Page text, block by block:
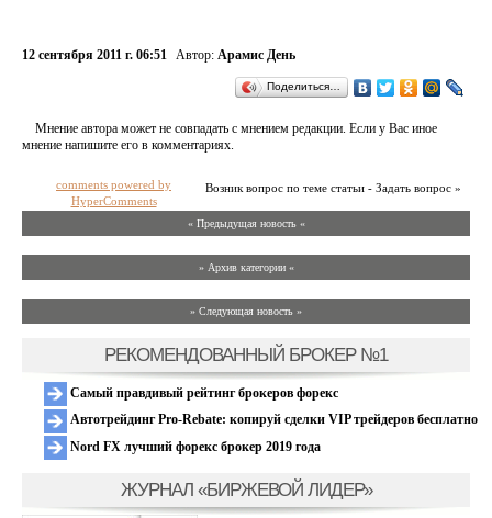
12 сентября 2011 г. 06:51 Автор: Арамис День
Поделиться…
Мнение автора может не совпадать с мнением редакции. Если у Вас иное
мнение напишите его в комментариях.
Возник вопрос по теме статьи - Задать вопрос »
comments powered by
HyperComments
« Предыдущая новость «
» Архив категории «
» Следующая новость »
РЕКОМЕНДОВАННЫЙ БРОКЕР №1
Самый правдивый рейтинг брокеров форекс
Автотрейдинг Pro-Rebate: копируй сделки VIP трейдеров бесплатно
Nord FX лучший форекс брокер 2019 года
ЖУРНАЛ «БИРЖЕВОЙ ЛИДЕР»